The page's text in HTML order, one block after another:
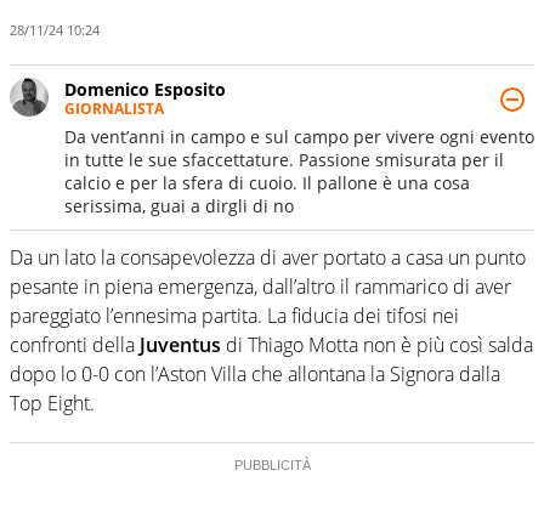
28/11/24 10:24
Domenico Esposito
GIORNALISTA
Da vent’anni in campo e sul campo per vivere ogni evento
in tutte le sue sfaccettature. Passione smisurata per il
calcio e per la sfera di cuoio. Il pallone è una cosa
serissima, guai a dirgli di no
Da un lato la consapevolezza di aver portato a casa un punto
pesante in piena emergenza, dall’altro il rammarico di aver
pareggiato l’ennesima partita. La fiducia dei tifosi nei
confronti della Juventus di Thiago Motta non è più così salda
dopo lo 0-0 con l’Aston Villa che allontana la Signora dalla
Top Eight.